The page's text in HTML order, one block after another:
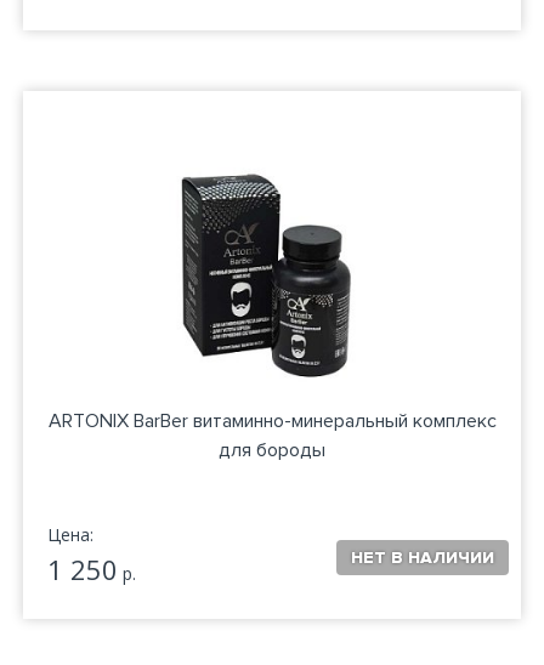
ARTONIX BarBer витаминно-минеральный комплекс
для бороды
Цена:
1 250 р.